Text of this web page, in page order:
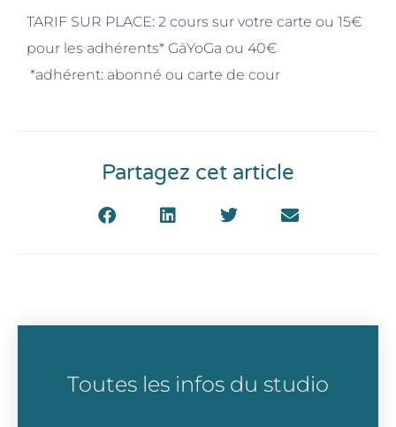
TARIF SUR PLACE: 2 cours sur votre carte ou 15€
pour les adhérents* GäYoGa ou 40€
*adhérent: abonné ou carte de cour
Partagez cet article
Toutes les infos du studio